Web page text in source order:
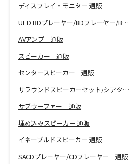
ディスプレイ・モニター 通販
UHD BDプレーヤー/BDプレーヤー/BDレコーダー 通販
AVアンプ 通販
スピーカー 通販
センタースピーカー 通販
サラウンドスピーカーセット/シアターバー 通販
サブウーファー 通販
埋め込みスピーカー 通販
イネーブルドスピーカー 通販
SACDプレーヤー/CDプレーヤー 通販